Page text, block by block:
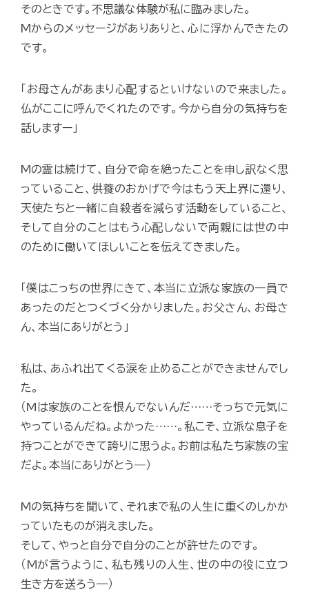
そのときです。不思議な体験が私に臨みました。
Mからのメッセージがありありと、心に浮かんできたの
です。
「お母さんがあまり心配するといけないので来ました。
仏がここに呼んでくれたのです。今から自分の気持ちを
話しますー」
Mの霊は続けて、自分で命を絶ったことを申し訳なく思
っていること、供養のおかげで今はもう天上界に還り、
天使たちと一緒に自殺者を減らす活動をしていること、
そして自分のことはもう心配しないで両親には世の中
のために働いてほしいことを伝えてきました。
「僕はこっちの世界にきて、本当に立派な家族の一員で
あったのだとつくづく分かりました。お父さん、お母さ
ん、本当にありがとう」
私は、あふれ出てくる涙を止めることができませんでし
た。
（Mは家族のことを恨んでないんだ……そっちで元気に
やっているんだね。よかった……。私こそ、立派な息子を
持つことができて誇りに思うよ。お前は私たち家族の宝
だよ。本当にありがとう―）
Mの気持ちを聞いて、それまで私の人生に重くのしかか
っていたものが消えました。
そして、やっと自分で自分のことが許せたのです。
（Mが言うように、私も残りの人生、世の中の役に立つ
生き方を送ろう―）